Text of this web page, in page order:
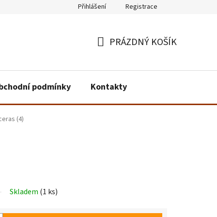
Přihlášení Registrace
PRÁZDNÝ KOŠÍK
podmínky Kontakty
(4)
Skladem (1 ks)